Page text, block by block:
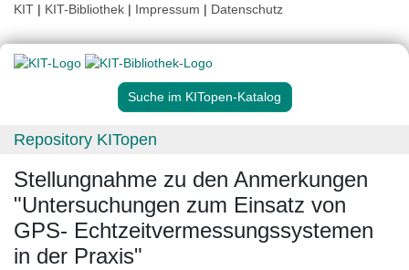
KIT | KIT-Bibliothek | Impressum | Datenschutz
Suche im KITopen-Katalog
Repository KITopen
Stellungnahme zu den Anmerkungen
"Untersuchungen zum Einsatz von
GPS- Echtzeitvermessungssystemen
in der Praxis"